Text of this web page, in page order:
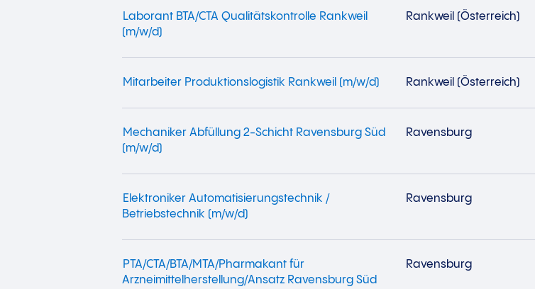
Laborant BTA/CTA Qualitätskontrolle Rankweil
(m/w/d)
Rankweil (Österreich)
Mitarbeiter Produktionslogistik Rankweil (m/w/d) Rankweil (Österreich)
Mechaniker Abfüllung 2-Schicht Ravensburg Süd
(m/w/d)
Ravensburg
Elektroniker Automatisierungstechnik /
Betriebstechnik (m/w/d)
Ravensburg
PTA/CTA/BTA/MTA/Pharmakant für
Arzneimittelherstellung/Ansatz Ravensburg Süd
Ravensburg